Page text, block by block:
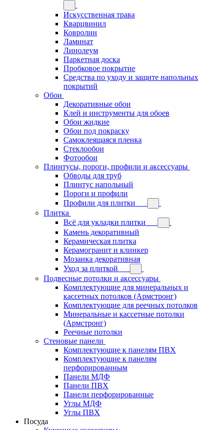
Искусственная трава
Кварцвинил
Ковролин
Ламинат
Линолеум
Паркетная доска
Пробковое покрытие
Средства по уходу и защите напольных
покрытий
Обои
Декоративные обои
Клей и инструменты для обоев
Обои жидкие
Обои под покраску
Самоклеящаяся пленка
Стеклообои
Фотообои
Плинтусы, пороги, профили и аксессуары
Обводы для труб
Плинтус напольный
Пороги и профили
Профили для плитки
Плитка
Всё для укладки плитки
Камень декоративный
Керамическая плитка
Керамогранит и клинкер
Мозаика декоративная
Уход за плиткой
Подвесные потолки и аксессуары
Комплектующие для минеральных и
кассетных потолков (Армстронг)
Комплектующие для реечных потолков
Минеральные и кассетные потолки
(Армстронг)
Реечные потолки
Стеновые панели
Комплектующие к панелям ПВХ
Комплектующие к панелям
перфорированным
Панели МДФ
Панели ПВХ
Панели перфорированные
Углы МДФ
Углы ПВХ
Посуда